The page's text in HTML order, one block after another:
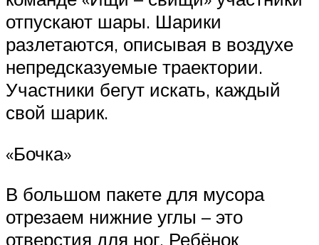
отпускают шары. Шарики
разлетаются, описывая в воздухе
непредсказуемые траектории.
Участники бегут искать, каждый
свой шарик.
«Бочка»
В большом пакете для мусора
отрезаем нижние углы – это
отверстия для ног. Ребёнок